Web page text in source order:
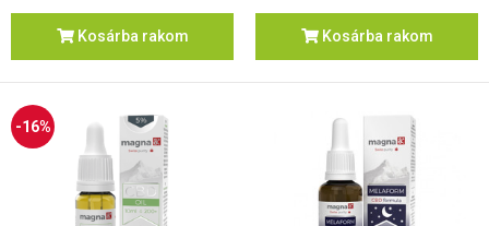
Kosárba rakom Kosárba rakom
-16%